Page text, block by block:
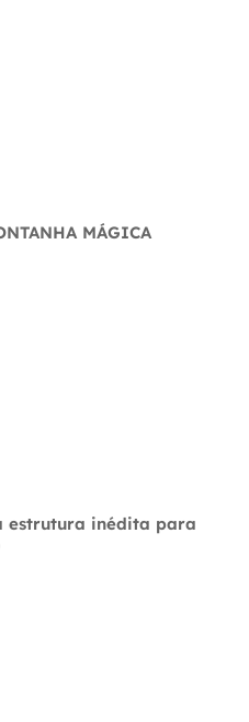
MÁGICA
estrutura inédita para